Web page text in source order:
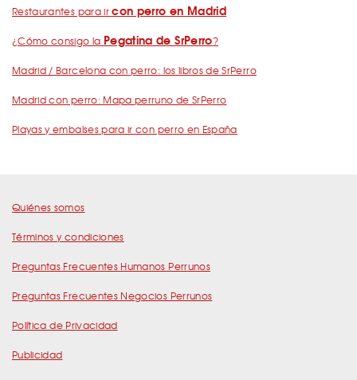
Restaurantes para ircon perro en Madrid
¿Cómo consigo la Pegatina de SrPerro?
Madrid / Barcelona con perro: los libros de SrPerro
Madrid con perro: Mapa perruno de SrPerro
Playas y embalses para ir con perro en España
Quiénes somos
Términos y condiciones
Preguntas Frecuentes Humanos Perrunos
Preguntas Frecuentes Negocios Perrunos
Política de Privacidad
Publicidad